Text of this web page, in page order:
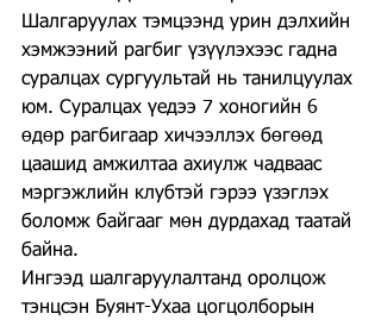
Шалгаруулах тэмцээнд урин дэлхийн
хэмжээний рагбиг үзүүлэхээс гадна
суралцах сургуультай нь танилцуулах
юм. Суралцах үедээ 7 хоногийн 6
өдөр рагбигаар хичээллэх бөгөөд
цаашид амжилтаа ахиулж чадваас
мэргэжлийн клубтэй гэрээ үзэглэх
боломж байгааг мөн дурдахад таатай
байна.
Ингээд шалгаруулалтанд оролцож
тэнцсэн Буянт-Ухаа цогцолборын